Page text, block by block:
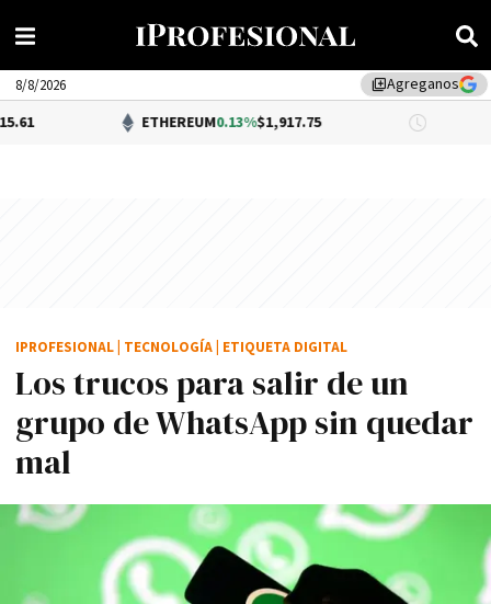
library_addAgreganos
8/8/2026
ETHEREUM0.13%$1,917.75 DÓLAR
Los trucos para salir de un
grupo de WhatsApp sin quedar
mal
IPROFESIONAL TECNOLOGÍA ETIQUETA DIGITAL